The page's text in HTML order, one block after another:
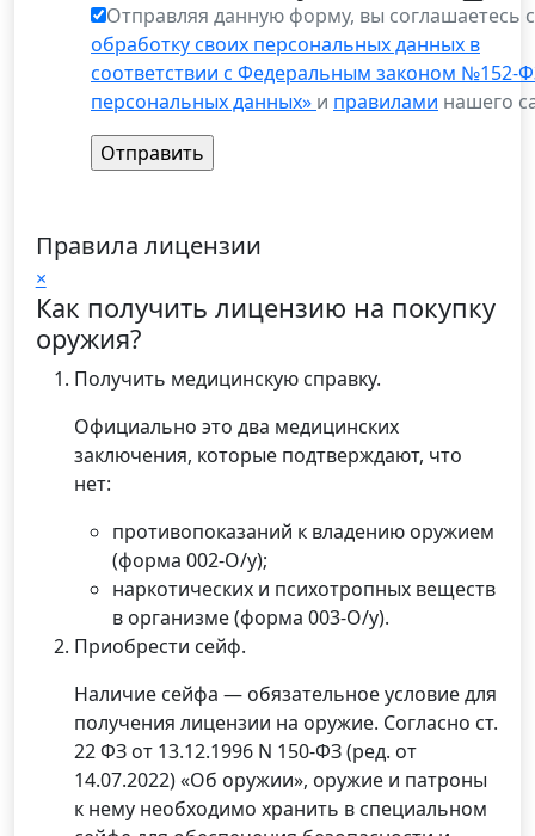
Отправляя данную форму, вы соглашаетесь
обработку своих персональных данных в
соответствии с Федеральным законом №152-
персональных данных» и правилами нашего
Правила лицензии
×
Как получить лицензию на покупку
оружия?
Получить медицинскую справку.
Официально это два медицинских
заключения, которые подтверждают, что
нет:
противопоказаний к владению оружием
(форма 002-О/у);
наркотических и психотропных веществ
в организме (форма 003-О/у).
Приобрести сейф.
Наличие сейфа — обязательное условие для
получения лицензии на оружие. Согласно ст.
22 ФЗ от 13.12.1996 N 150-ФЗ (ред. от
14.07.2022) «Об оружии», оружие и патроны
к нему необходимо хранить в специальном